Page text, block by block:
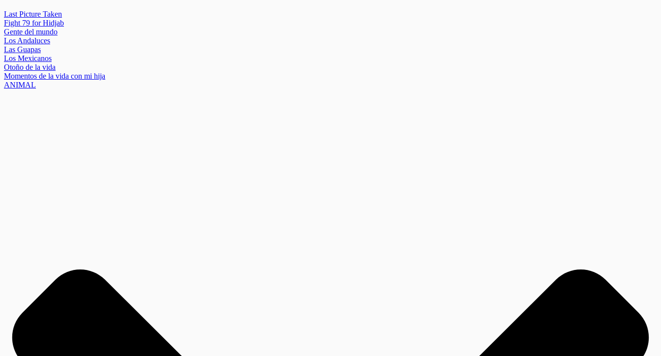
Last Picture Taken
Fight 79 for Hidjab
Gente del mundo
Los Andaluces
Las Guapas
Los Mexicanos
Otoño de la vida
Momentos de la vida con mi hija
ANIMAL